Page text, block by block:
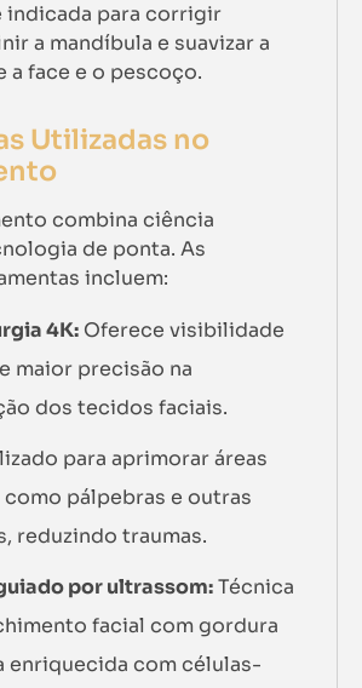
indicada para corrigir
a mandíbula e suavizar a
a face e o pescoço.
Utilizadas no
combina ciência
de ponta. As
incluem:
4K: Oferece visibilidade
maior precisão na
dos tecidos faciais.
para aprimorar áreas
pálpebras e outras
reduzindo traumas.
por ultrassom:Técnica
facial com gordura
enriquecida com células-